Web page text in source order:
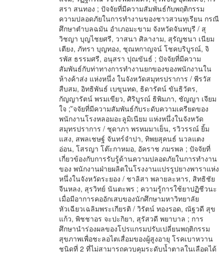
สรา สนทอง ; ปัจจัยที่มีความสัมพันธ์กับพฤติกรรม
ความปลอดภัยในการทำงานของชาวสวนทุเรียน กรณี
ศึกษาตำบลฉมัน อำเภอมะขาม จังหวัดจันทบุรี / สุ
วิชญา บุญไชยศรี, วาสนา ศิลางาม, สุรัญชนา เนียม
เตียง, ภัทรา บุญทอง, ชุณหกาญจน์ โชคบริบูรณ์, จิ
รพัส ธรรมศรี, อนุสรา ปุณขันธ์ ; ปัจจัยที่มีความ
สัมพันธ์กับท่าทางการทำงานยกของของพนักงานใน
ห้างค้าส่ง แห่งหนึ่ง ในจังหวัดสมุทรปราการ / พีรวัส
สืบสม, อิทธิพันธ์ เบขุนทด, ธิดารัตน์ ขันธิวัตร,
กัญญารัตน์ พรมเขียว, ศิริบูรณ์ ธิพิมภา, ชัญญา เจียม
ใจ ; ัจจัยที่มีความสัมพันธ์กับระดับความเครียดของ
พนักงานโรงหลอมอะลูมิเนียม แห่งหนึ่งในจังหวัด
สมุทรปราการ / ชุดาภา พรหมมาเย็น, รวิวรรณ์ ยิ้ม
แสง, สพลเชษฐ์ จันทร์จำปา, ทิพยสุคนธ์ นวลแตง
อ่อน, โสรญา โต๊ะกาหมอ, อัคราช ภมรพล ; ปัจจัยที่
เกี่ยวข้องกับการรับรู้ด้านความปลอดภัยในการทำงาน
ของ พนักงานฝ่ายผลิตในโรงงานแปรรูปยางพาราแห่ง
หนึ่งในจังหวัดระยอง / ชาลิสา พลายละหาร, สิทธิชัย
จีนหลง, สุรวิทย์ นันตะพร ; ความรู้การใช้ยาปฏิชีวนะ
เมื่อมีอาการคออักเสบของนักศึกษามหาวิทยาลัย
หัวเฉียวเฉลิมพระเกียรติ / วิรัตน์ ทองรอด, ณัฐวดี สุข
แก้ว, พิชชาอร จะปะกิยา, สุรัสวดี พยาบาล ; การ
ศึกษานำร่องผลของโปรแกรมปรับเปลี่ยนพฤติกรรม
สุขภาพเพื่อชะลอไตเสื่อมของผู้สูงอายุ โรคเบาหวาน
ชนิดที่ 2 ที่ไม่สามารถควบคุมระดับน้ำตาลในเลือดได้